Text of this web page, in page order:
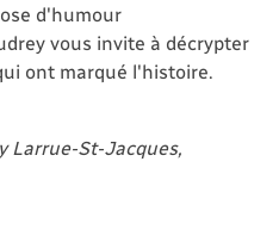
d'humour
vous invite à décrypter
ont marqué l'histoire.
Larrue-St-Jacques,